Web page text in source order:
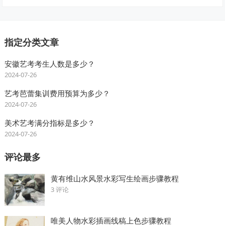
指定分类文章
安徽艺考考生人数是多少？
2024-07-26
艺考芭蕾集训费用预算为多少？
2024-07-26
美术艺考满分指标是多少？
2024-07-26
评论最多
黄有维山水风景水彩写生绘画步骤教程
3 评论
唯美人物水彩插画线稿上色步骤教程